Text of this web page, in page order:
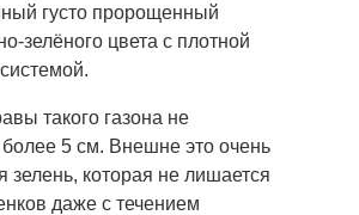
густо пророщенный
зелёного цвета с плотной
такого газона не
более 5 см. Внешне это очень
зелень, которая не лишается
даже с течением